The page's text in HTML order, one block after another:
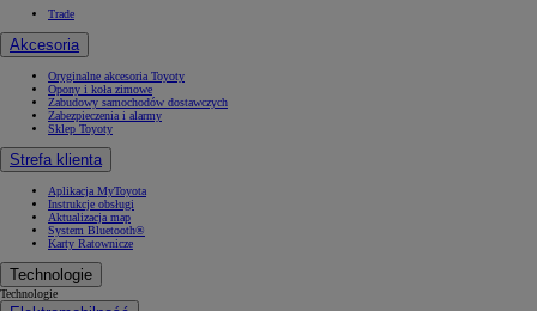
Trade
Akcesoria
Oryginalne akcesoria Toyoty
Opony i koła zimowe
Zabudowy samochodów dostawczych
Zabezpieczenia i alarmy
Sklep Toyoty
Strefa klienta
Aplikacja MyToyota
Instrukcje obsługi
Aktualizacja map
System Bluetooth®
Karty Ratownicze
Technologie
Technologie